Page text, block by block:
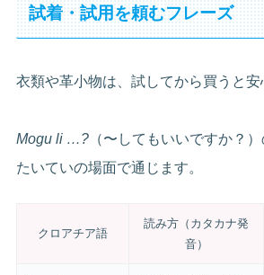
試着・試用を頼むフレーズ
衣類や革小物は、試してから買うと安
Mogu li …? （〜してもいいですか？
たいていの場面で通じます。
クロアチア語
読み方（カタカナ発
音）